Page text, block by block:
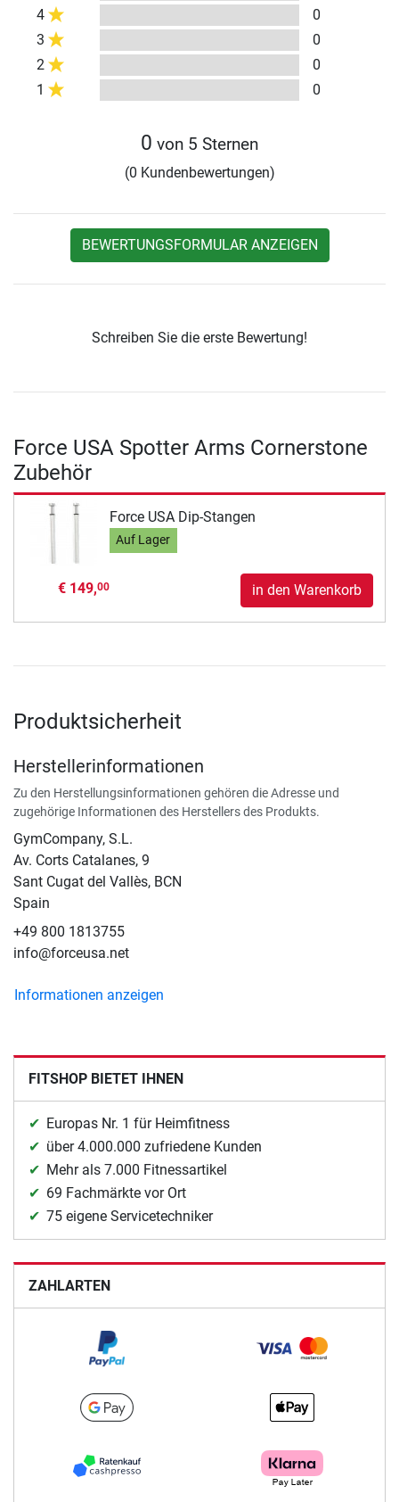
4
0
3
0
2
0
1
0
0 von 5 Sternen
(0 Kundenbewertungen)
BEWERTUNGSFORMULAR ANZEIGEN
Schreiben Sie die erste Bewertung!
Force USA Spotter Arms Cornerstone
Zubehör
Force USA Dip-Stangen
Auf Lager
€ 149,00 in den Warenkorb
Produktsicherheit
Herstellerinformationen
Zu den Herstellungsinformationen gehören die Adresse und
zugehörige Informationen des Herstellers des Produkts.
GymCompany, S.L.
Av. Corts Catalanes, 9
Sant Cugat del Vallès, BCN
Spain
+49 800 1813755
info@forceusa.net
Informationen anzeigen
FITSHOP BIETET IHNEN
Europas Nr. 1 für Heimfitness
über 4.000.000 zufriedene Kunden
Mehr als 7.000 Fitnessartikel
69 Fachmärkte vor Ort
75 eigene Servicetechniker
ZAHLARTEN